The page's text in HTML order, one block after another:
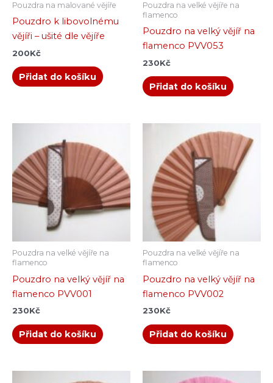
Pouzdra na malované vějíře
Pouzdro k libovolnému
vějíři – ušité dle vějíře
200Kč
Přidat do košíku
Pouzdra na velké vějíře na
flamenco
Pouzdro na velký vějíř na
flamenco PVV053
230Kč
Přidat do košíku
Pouzdra na velké vějíře na
flamenco
Pouzdro na velký vějíř na
flamenco PVV001
230Kč
Přidat do košíku
Pouzdra na velké vějíře na
flamenco
Pouzdro na velký vějíř na
flamenco PVV002
230Kč
Přidat do košíku